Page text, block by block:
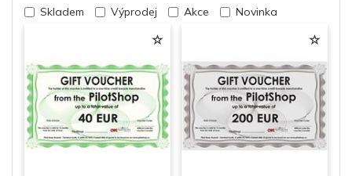
Skladem Výprodej Akce Novinka